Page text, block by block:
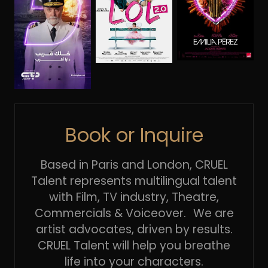
Book or Inquire
Based in Paris and London, CRUEL
Talent represents multilingual talent
with Film, TV industry, Theatre,
Commercials & Voiceover. We are
artist advocates, driven by results.
CRUEL Talent will help you breathe
life into your characters.